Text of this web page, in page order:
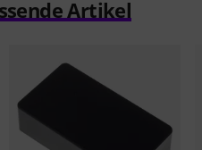
Artikel